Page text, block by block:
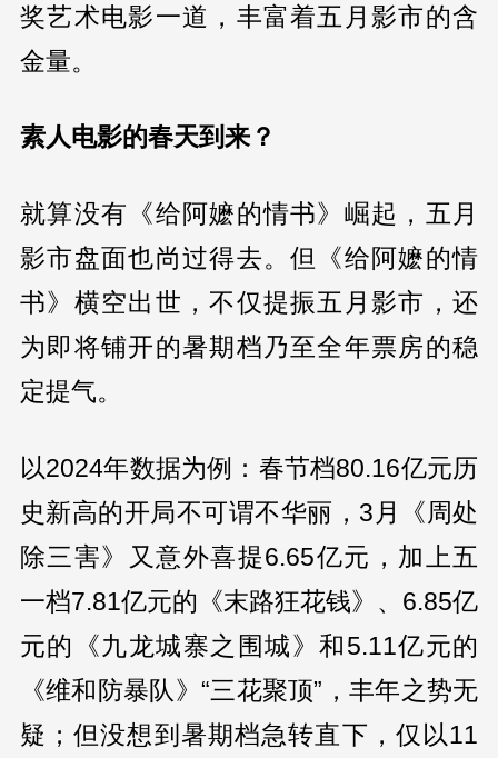
奖艺术电影一道，丰富着五月影市的含
金量。
素人电影的春天到来？
就算没有《给阿嬷的情书》崛起，五月
影市盘面也尚过得去。但《给阿嬷的情
书》横空出世，不仅提振五月影市，还
为即将铺开的暑期档乃至全年票房的稳
定提气。
以2024年数据为例：春节档80.16亿元历
史新高的开局不可谓不华丽，3月《周处
除三害》又意外喜提6.65亿元，加上五
一档7.81亿元的《末路狂花钱》、6.85亿
元的《九龙城寨之围城》和5.11亿元的
《维和防暴队》“三花聚顶”，丰年之势无
疑；但没想到暑期档急转直下，仅以11